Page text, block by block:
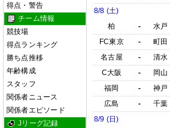
得点・警告
チーム情報
競技場
得点ランキング
勝ち点推移
年齢構成
スタッフ
関係者ニュース
関係者エピソード
Jリーグ記録
8/8 (土)
柏
- 水戸
FC東京
- 町田
名古屋
- 清水
C大阪
- 岡山
福岡
- 神戸
広島
- 千葉
8/9 (日)